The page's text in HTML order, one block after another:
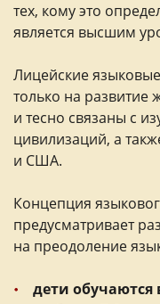
тех, кому это
является высшим
Лицейские
только на развитие
и тесно связаны с
цивилизаций, а
и США.
Концепция
предусматривает
на преодоление
дети обучаются